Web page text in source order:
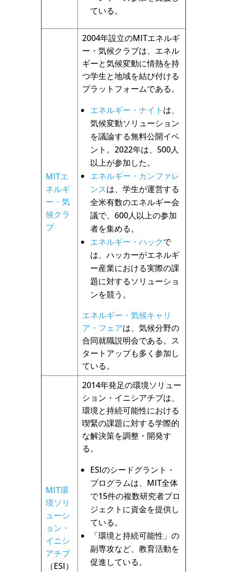
ている。
MITエ
ネルギ
ー・気
候クラ
ブ
2004年設立のMITエネルギ
ー・気候クラブは、エネル
ギーと気候変動に情熱を持
つ学生と地域を結び付ける
プラットフォームである。
エネルギー・ナイト は、
気候変動ソリューション
を議論する無料公開イベ
ント。2022年は、500人
以上が参加した。
エネルギー・カンファレ
ンスは、学生が運営する
全米有数のエネルギー会
議で、600人以上の参加
者を集める。
エネルギー・ハックで
は、ハッカーがエネルギ
ー産業における実際の課
題に対するソリューショ
ンを競う。
エネルギー・気候キャリ
ア・フェアは、気候分野の
合同就職説明会である。ス
タートアップも多く参加し
ている。
MIT環
境ソリ
ューシ
ョン・
イニシ
アチブ
（ESI）
2014年発足の環境ソリュー
ション・イニシアチブは、
環境と持続可能性における
喫緊の課題に対する学際的
な解決策を調整・開発す
る。
ESIのシードグラント・
プログラムは、MIT全体
で15件の複数研究者プロ
ジェクトに資金を提供し
ている。
「環境と持続可能性」の
副専攻など、教育活動を
促進している。